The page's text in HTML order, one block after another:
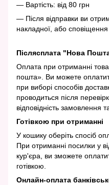
— Вартість: від 80 грн
— Після відправки ви
накладної, або
Післясплата "Нова
Оплата при отриманні
пошта». Ви можете
при виборі способів
проводиться після
відповідність замовлення
Готівкою при отриманні
У кошику оберіть спосіб
При отриманні посилки у
кур'єра, ви зможете
готівкою.
Онлайн-оплата